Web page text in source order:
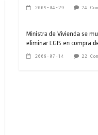
2009-04-29 24
Ministra de Vivienda se
eliminar EGIS en compra
2009-07-14 22